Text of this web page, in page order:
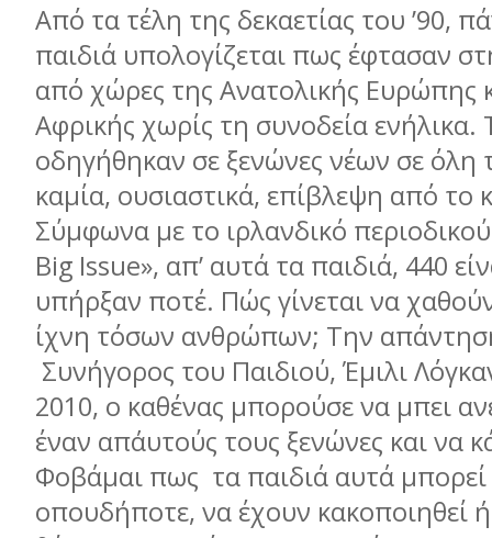
Από τα τέλη της δεκαετίας του ’90,
παιδιά υπολογίζεται πως έφτασαν
από χώρες της Ανατολικής Ευρώπης
Αφρικής χωρίς τη συνοδεία ενήλικα.
οδηγήθηκαν σε ξενώνες νέων σε όλη
καµία, ουσιαστικά, επίβλεψη από το
Σύµφωνα µε το ιρλανδικό
Big Issue», απ’ αυτά τα παιδιά, 440
υπήρξαν ποτέ. Πώς γίνεται να
ίχνη τόσων ανθρώπων; Την
Συνήγορος του Παιδιού, Έµιλι
2010, ο καθένας µπορούσε να µπει
έναν απ΄αυτούς τους ξενώνες και να
Φοβάµαι πως τα παιδιά αυτά µπορεί
οπουδήποτε, να έχουν κακοποιηθεί